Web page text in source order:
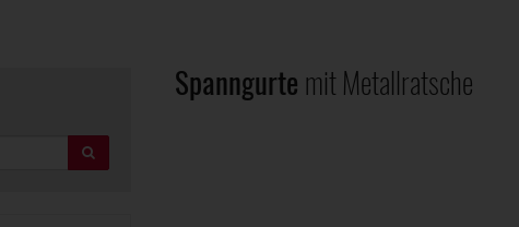
Spanngurte mit Metallratsche